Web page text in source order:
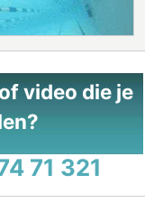
video die je
71 321